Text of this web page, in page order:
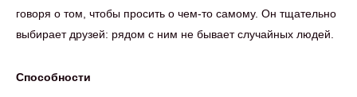
говоря о том, чтобы просить о чем-то самому. Он тщательно
выбирает друзей: рядом с ним не бывает случайных людей.
Способности